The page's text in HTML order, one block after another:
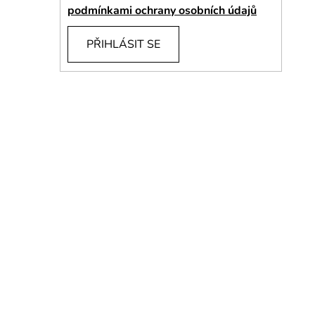
e
podmínkami ochrany osobních údajů
PŘIHLÁSIT SE